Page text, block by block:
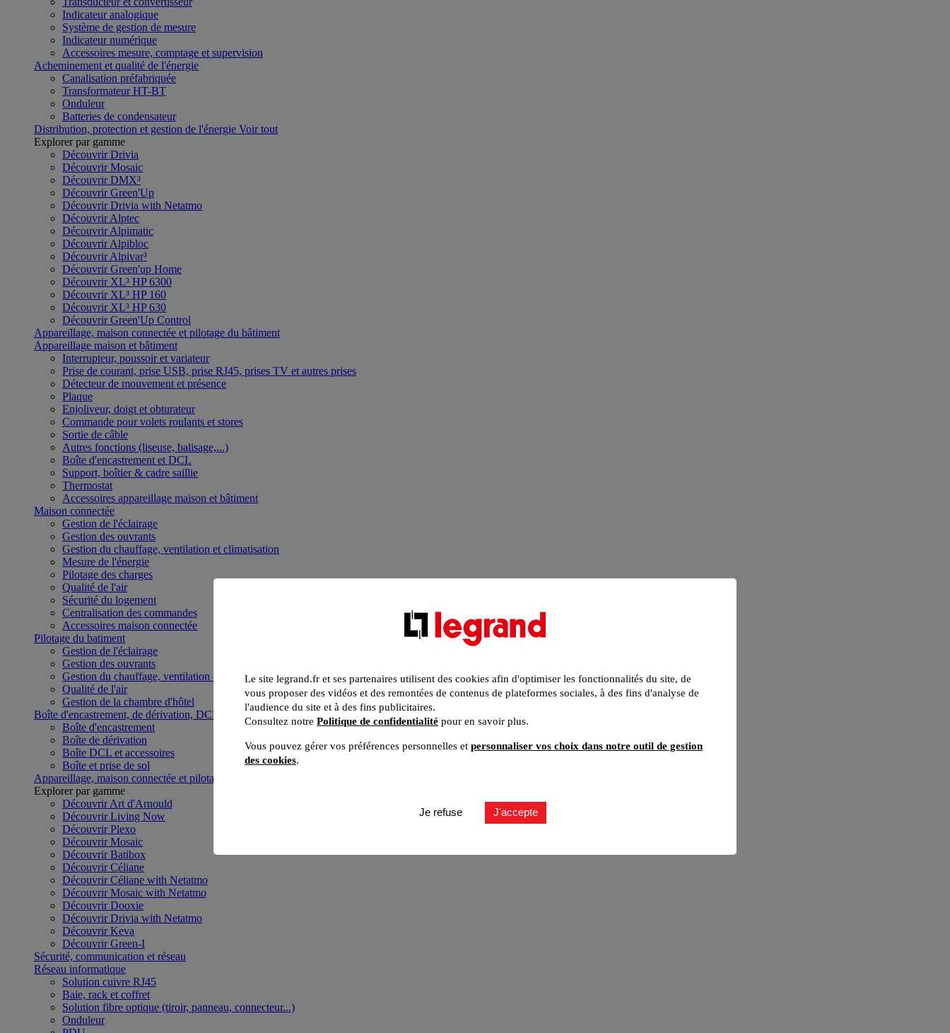
Indicateur analogique
Système de gestion de mesure
Indicateur numérique
Accessoires mesure, comptage et supervision
Acheminement et qualité de l'énergie
Canalisation préfabriquée
Transformateur HT-BT
Onduleur
Batteries de condensateur
Distribution, protection et gestion de l'énergie Voir tout
Explorer par gamme
Découvrir Drivia
Découvrir Mosaic
Découvrir DMX³
Découvrir Green'Up
Découvrir Drivia with Netatmo
Découvrir Alptec
Découvrir Alpimatic
Découvrir Alpibloc
Découvrir Alpivar³
Découvrir Green'up Home
Découvrir XL³ HP 6300
Découvrir XL³ HP 160
Découvrir XL³ HP 630
Découvrir Green'Up Control
Appareillage, maison connectée et pilotage du bâtiment
Appareillage maison et bâtiment
Interrupteur, poussoir et variateur
Prise de courant, prise USB, prise RJ45, prises TV et autres prises
Détecteur de mouvement et présence
Plaque
Enjoliveur, doigt et obturateur
Commande pour volets roulants et stores
Sortie de câble
Autres fonctions (liseuse, balisage,...)
Boîte d'encastrement et DCL
Support, boîtier & cadre saillie
Thermostat
Accessoires appareillage maison et bâtiment
Maison connectée
Gestion de l'éclairage
Gestion des ouvrants
Gestion du chauffage, ventilation et climatisation
Mesure de l'énergie
Pilotage des charges
Qualité de l'air
Sécurité du logement
Centralisation des commandes
Accessoires maison connectée
Pilotage du batiment
Gestion de l'éclairage
Gestion des ouvrants
Gestion du chauffage, ventilation et climatisation
Qualité de l'air
Gestion de la chambre d'hôtel
Boîte d'encastrement, de dérivation, DCL et boîte de sol
Boîte d'encastrement
Boîte de dérivation
Boîte DCL et accessoires
Boîte et prise de sol
Appareillage, maison connectée et pilotage du bâtiment
Explorer par gamme
Découvrir Art d'Arnould
Découvrir Living Now
Découvrir Plexo
Découvrir Mosaic
Découvrir Batibox
Découvrir Céliane
Découvrir Céliane with Netatmo
Découvrir Mosaic with Netatmo
Découvrir Dooxie
Découvrir Drivia with Netatmo
Découvrir Keva
Découvrir Green-I
Sécurité, communication et réseau
Réseau informatique
Solution cuivre RJ45
Baie, rack et coffret
Solution fibre optique (tiroir, panneau, connecteur...)
Onduleur
Le site legrand.fr et ses partenaires utilisent des cookies afin d'optimiser les fonctionnalités du site, de
vous proposer des vidéos et des remontées de contenus de plateformes sociales, à des fins d'analyse de
l'audience du site et à des fins publicitaires.
Consultez notre Politique de confidentialité pour en savoir plus.
Vous pouvez gérer vos préférences personnelles et personnaliser vos choix dans notre outil de gestion
des cookies.
Je refuse J'accepte